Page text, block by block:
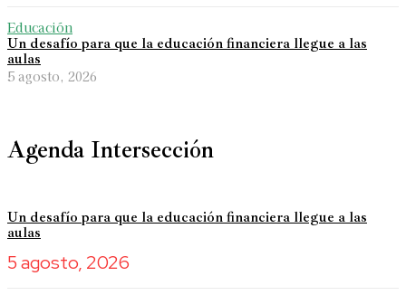
Educación
Un desafío para que la educación financiera llegue a las
aulas
5 agosto, 2026
Agenda Intersección
Un desafío para que la educación financiera llegue a las
aulas
5 agosto, 2026